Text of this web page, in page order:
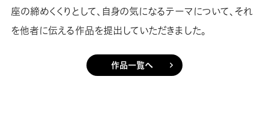
座の締めくくりとして、自身の気になるテーマについて、それ
を他者に伝える作品を提出していただきました。
作品一覧へ